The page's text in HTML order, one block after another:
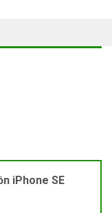
iPhone SE